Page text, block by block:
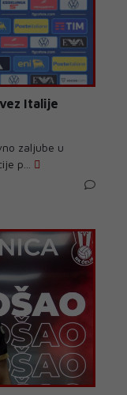
Italije
zaljube u
p...